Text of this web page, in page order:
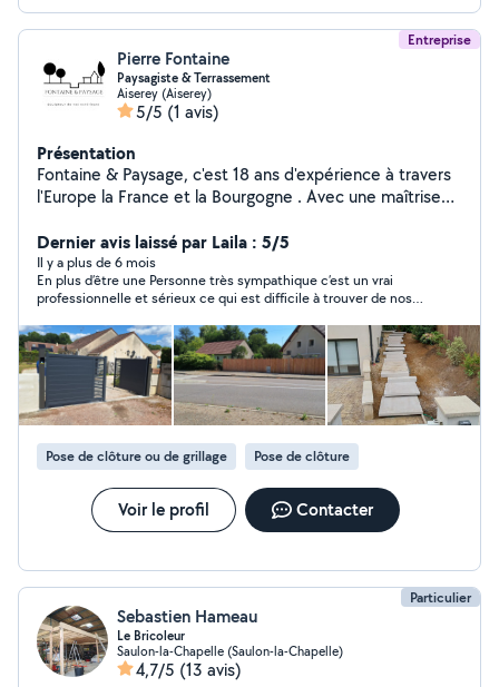
Entreprise
Pierre Fontaine
Paysagiste & Terrassement
Aiserey (Aiserey)
5/5 (1 avis)
Présentation
Fontaine & Paysage, c'est 18 ans d'expérience à travers
l'Europe la France et la Bourgogne . Avec une maîtrise
automatique, en passant par l'éclairage de jardin, les
clôtures et portails, le pavage, le dallage, le
terrassement, les soutènements et les plantations et la
decoration de vos extérieurs. Ce qui m'épanouit le plus,
c'est la conception d'aménagements sur mesure. Je
réalise aussi des constructions bois comme des
pergolas, carports, et j'aménage vos espaces piscine. Je
propose la vente et l'installation de bains norvégiens,
braseros, et tout ce qui rend votre jardin unique.
Fontaine & Paysage, c'est votre partenaire passionné
pour sculpter vos extérieurs
Dernier avis laissé par Laila : 5/5
Il y a plus de 6 mois
En plus d’être une Personne très sympathique c’est un vrai
professionnelle et sérieux ce qui est difficile à trouver de nos
Pose de clôture ou de grillage Pose de clôture
Voir le profil Contacter
Particulier
Sebastien Hameau
Le Bricoleur
Saulon-la-Chapelle (Saulon-la-Chapelle)
4,7/5 (13 avis)